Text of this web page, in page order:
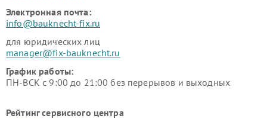
Электронная почта:
info@bauknecht-fix.ru
для юридических лиц
manager@fix-bauknecht.ru
График работы:
ПН-ВСК с 9:00 до 21:00 без перерывов и выходных
Рейтинг сервисного центра